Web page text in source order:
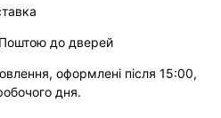
до дверей
оформлені після 15:00,
дня.